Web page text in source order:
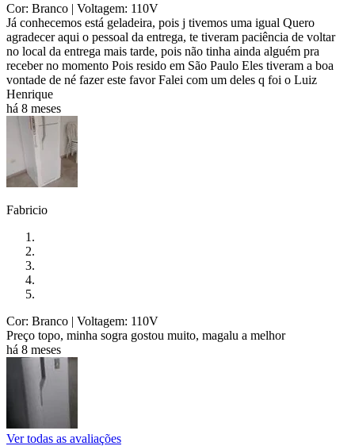
Cor: Branco | Voltagem: 110V
Já conhecemos está geladeira, pois j tivemos uma igual Quero
agradecer aqui o pessoal da entrega, te tiveram paciência de voltar
no local da entrega mais tarde, pois não tinha ainda alguém pra
receber no momento Pois resido em São Paulo Eles tiveram a boa
vontade de né fazer este favor Falei com um deles q foi o Luiz
Henrique
há 8 meses
Fabricio
Cor: Branco | Voltagem: 110V
Preço topo, minha sogra gostou muito, magalu a melhor
há 8 meses
Ver todas as avaliações